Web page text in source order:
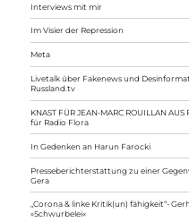
Interviews mit mir
Im Visier der Repression
Meta
Livetalk über Fakenews und
Russland.tv
KNAST FÜR JEAN-MARC ROUILLAN
für Radio Flora
In Gedenken an Harun Farocki
Presseberichterstattung zu einer
Gera
„Corona & linke Kritik(un) fähigkeit“-
»Schwurbelei«